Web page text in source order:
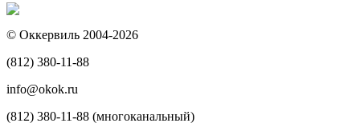
© Оккервиль 2004-2026
(812) 380-11-88
info@okok.ru
(812) 380-11-88 (многоканальный)